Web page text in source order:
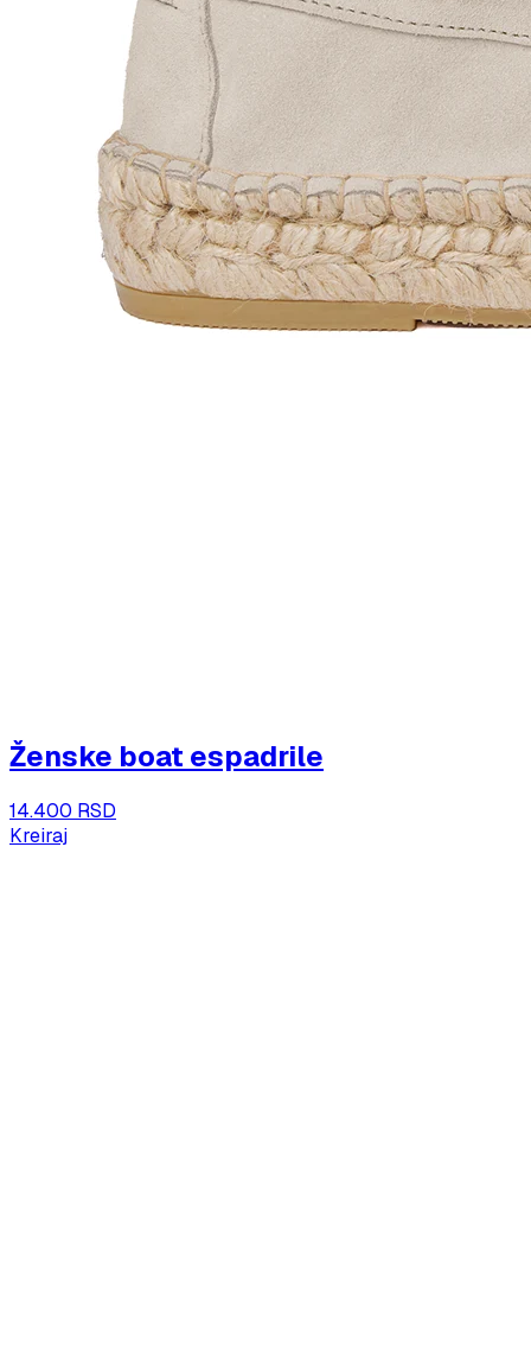
Ženske boat espadrile
14.400 RSD
Kreiraj